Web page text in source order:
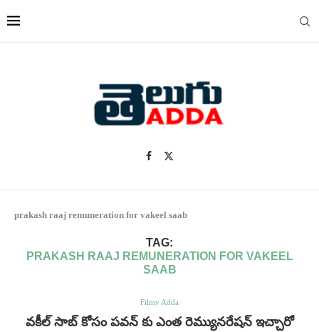
prakash raaj remuneration for vakeel saab
TAG:
PRAKASH RAAJ REMUNERATION FOR VAKEEL
SAAB
Filmy Adda
వకీల్ సాబ్ కోసం పవన్ కు ఎంత రెమ్యునరేషన్ ఇచ్చారో